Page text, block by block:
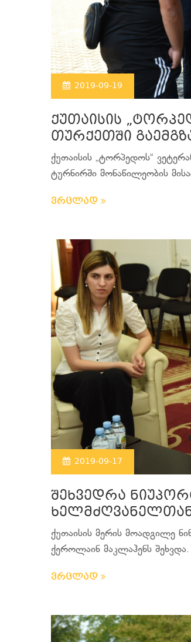
2019-09-19
ქუთაისის
თურქეთში
ქუთაისის „ტორპედოს“
ტურნირში მონაწილეობის
ვრცლად
2019-09-17
შეხვედრა
ქუთაისის მერის მოადგილე
ქეროლაინ მაკლაჰენს შეხვდა.
ვრცლად